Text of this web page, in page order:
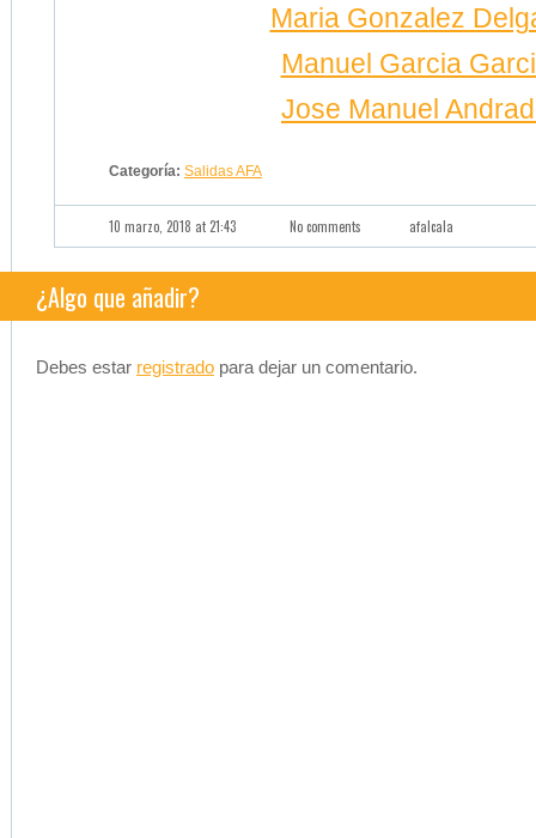
Maria Gonzalez
Manuel Garcia
Jose Manuel
Categoría: Salidas AFA
10 marzo, 2018 at 21:43 No comments afalcala
¿Algo que añadir?
Debes estar registrado para dejar un comentario.